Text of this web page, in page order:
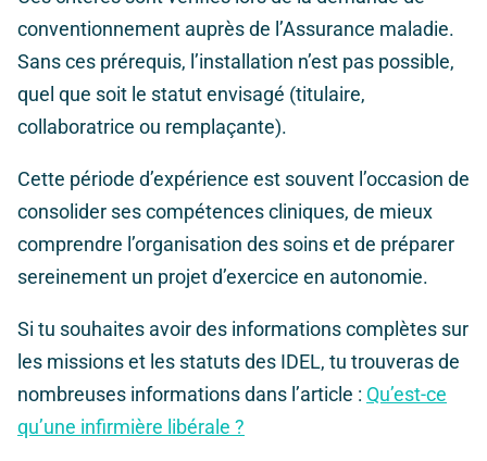
conventionnement auprès de l’Assurance maladie.
Sans ces prérequis, l’installation n’est pas possible,
quel que soit le statut envisagé (titulaire,
collaboratrice ou remplaçante).
Cette période d’expérience est souvent l’occasion de
consolider ses compétences cliniques, de mieux
comprendre l’organisation des soins et de préparer
sereinement un projet d’exercice en autonomie.
Si tu souhaites avoir des informations complètes sur
les missions et les statuts des IDEL, tu trouveras de
nombreuses informations dans l’article : Qu’est-ce
qu’une infirmière libérale ?